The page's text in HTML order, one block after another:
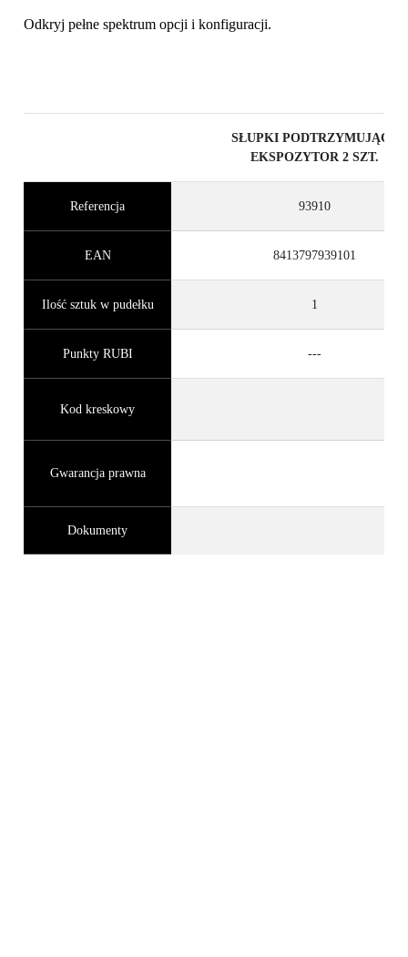
Odkryj pełne spektrum opcji i konfiguracji.
SŁUPKI PODTRZYMUJĄCE
EKSPOZYTOR 2 SZT.
Referencja 93910
EAN 8413797939101
Ilość sztuk w pudełku 1
Punkty RUBI ---
Kod kreskowy
Gwarancja prawna
Dokumenty